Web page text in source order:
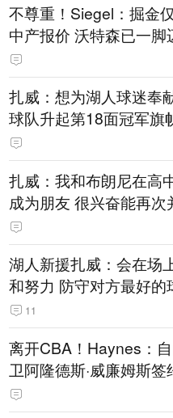
不尊重！Siegel：掘金
中产报价 沃特森已一脚
扎威：想为湖人球迷奉
球队升起第18面冠军旗
扎威：我和布朗尼在高
成为朋友 很兴奋能再次
湖人新援扎威：会在场
和努力 防守对方最好的
11
离开CBA！Haynes：
卫阿隆德斯·威廉姆斯签